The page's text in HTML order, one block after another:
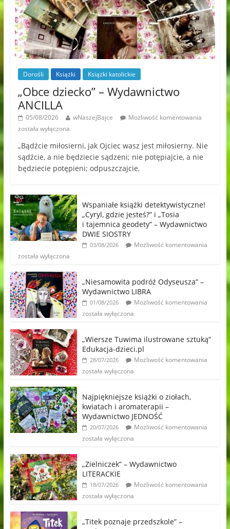
Dorośli Książki Książki katolickie
„Obce dziecko” – Wydawnictwo
ANCILLA
05/08/2026 wNaszejBajce
Możliwość komentowania
została wyłączona
„Bądźcie miłosierni, jak Ojciec wasz jest miłosierny. Nie
sądźcie, a nie będziecie sądzeni; nie potępiajcie, a nie
będziecie potępieni; odpuszczajcie,
Wspaniałe książki detektywistyczne!
„Cyryl, gdzie jesteś?” i „Tosia
i tajemnica geodety” – Wydawnictwo
DWIE SIOSTRY
03/08/2026
Możliwość komentowania
została wyłączona
„Niesamowita podróż Odyseusza” –
Wydawnictwo LIBRA
01/08/2026
Możliwość komentowania
została wyłączona
„Wiersze Tuwima ilustrowane sztuką”
Edukacja-dzieci.pl
28/07/2026
Możliwość komentowania
została wyłączona
Najpiękniejsze książki o ziołach,
kwiatach i aromaterapii –
Wydawnictwo JEDNOŚĆ
20/07/2026
Możliwość komentowania
została wyłączona
„Zielniczek” – Wydawnictwo
LITERACKIE
18/07/2026
Możliwość komentowania
została wyłączona
„Titek poznaje przedszkole” –